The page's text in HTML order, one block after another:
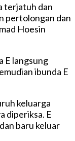
terjatuh dan
pertolongan dan
Hoesin
E langsung
ibunda E
keluarga
diperiksa. E
baru keluar